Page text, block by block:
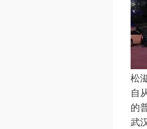
松
自
的
武